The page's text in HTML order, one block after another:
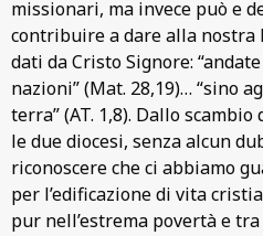
missionari, ma invece può e
contribuire a dare alla
dati da Cristo Signore:
nazioni” (Mat. 28,19)… “sino
terra” (AT. 1,8). Dallo
le due diocesi, senza alcun
riconoscere che ci abbiamo
per l’edificazione di vita
pur nell’estrema povertà e